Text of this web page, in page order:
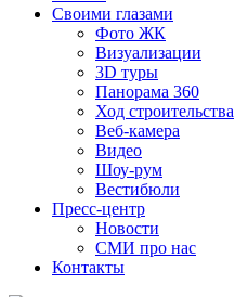
Своими глазами
Фото ЖК
Визуализации
3D туры
Панорама 360
Ход строительства
Веб-камера
Видео
Шоу-рум
Вестибюли
Пресс-центр
Новости
СМИ про нас
Контакты